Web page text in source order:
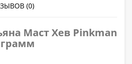
(0)
Маст Хев Pinkman